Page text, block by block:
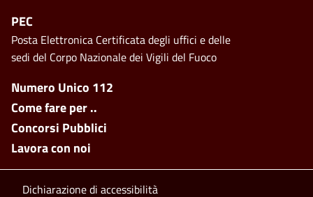
Footer side menu
Numero Unico 112
Come fare per ..
Concorsi Pubblici
Lavora con noi
PEC
Posta Elettronica Certificata degli uffici e delle
sedi del Corpo Nazionale dei Vigili del Fuoco
Dichiarazione di accessibilità